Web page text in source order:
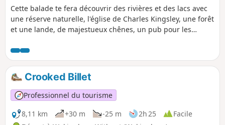
Cette balade te fera découvrir des rivières et des lacs avec
une réserve naturelle, l'église de Charles Kingsley, une forêt
et une lande, de majestueux chênes, un pub pour les
vue. ⚠️Le passage à niveau menant à la réserve naturelle
d'Ambarrow Court est désormais fermé de façon
permanente et le Three Castles Path a été dévié pour
traverser la voie ferrée plus au nord.
Crooked Billet
Professionnel du tourisme
8,11 km
+30 m -25 m 2h 25
Facile